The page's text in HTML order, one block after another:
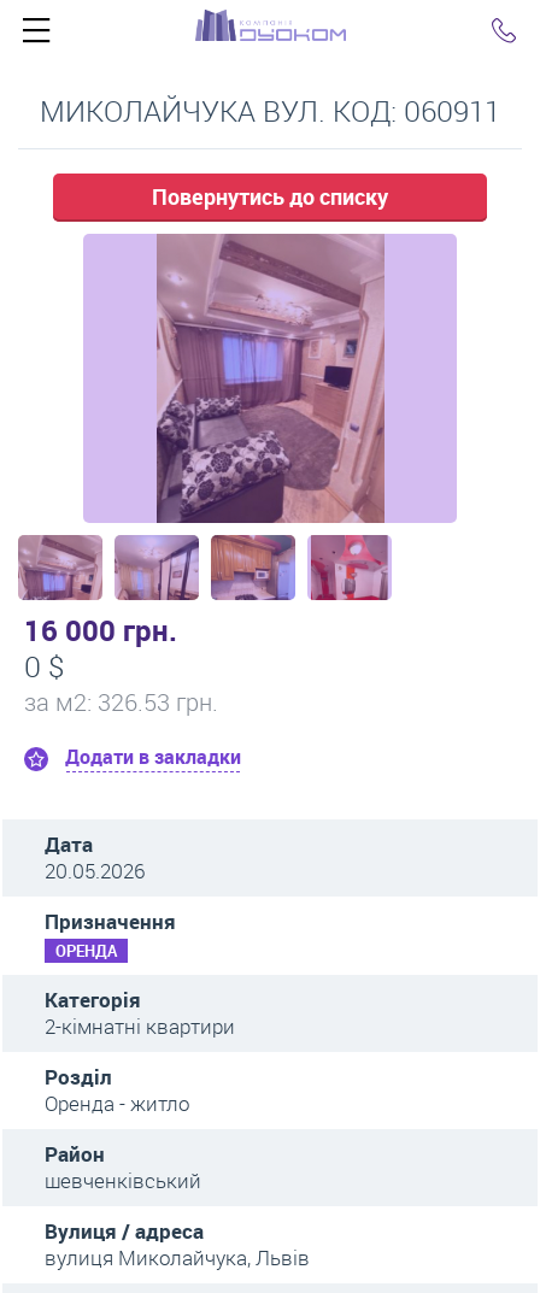
МИКОЛАЙЧУКА ВУЛ. КОД: 060911
Повернутись до списку
16 000 грн.
0 $
за м2: 326.53 грн.
Додати в закладки
Дата
20.05.2026
Призначення
ОРЕНДА
Категорія
2-кімнатні квартири
Розділ
Оренда - житло
Район
шевченківський
Вулиця / адреса
вулиця Миколайчука, Львів